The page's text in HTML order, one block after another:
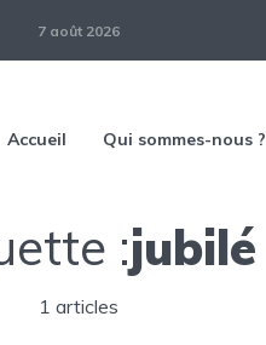
7 août 2026
Accueil Qui sommes-nous ?
:jubilé
1 articles